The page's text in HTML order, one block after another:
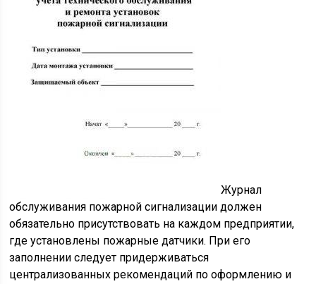
Журнал
обслуживания пожарной сигнализации должен
обязательно присутствовать на каждом предприятии,
где установлены пожарные датчики. При его
заполнении следует придерживаться
централизованных рекомендаций по оформлению и